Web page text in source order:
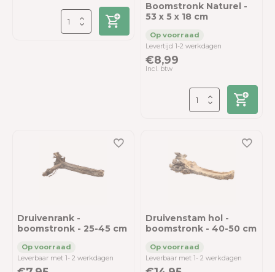
Boomstronk Naturel -
53 x 5 x 18 cm
Levertijd 1-2 werkdagen
€8,99
Incl. btw
Druivenrank -
boomstronk - 25-45 cm
Leverbaar met 1- 2 werkdagen
Druivenstam hol -
boomstronk - 40-50 cm
Leverbaar met 1- 2 werkdagen